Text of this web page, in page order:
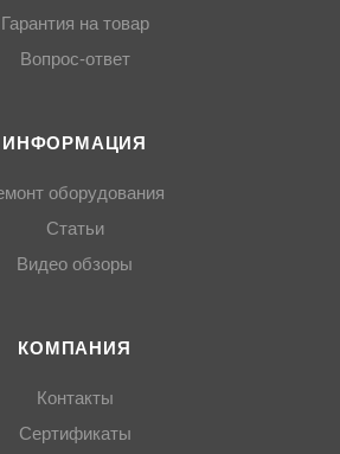
Гарантия на товар
Вопрос-ответ
ИНФОРМАЦИЯ
оборудования
Статьи
Видео обзоры
КОМПАНИЯ
Контакты
Сертификаты